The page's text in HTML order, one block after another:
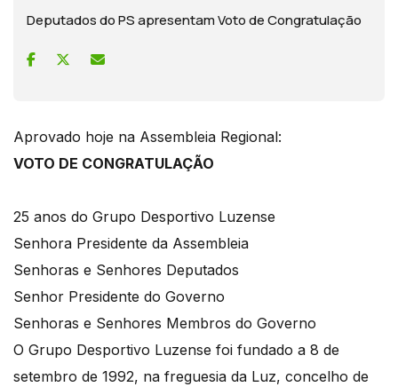
Deputados do PS apresentam Voto de Congratulação
Aprovado hoje na Assembleia Regional:
VOTO DE CONGRATULAÇÃO
25 anos do Grupo Desportivo Luzense
Senhora Presidente da Assembleia
Senhoras e Senhores Deputados
Senhor Presidente do Governo
Senhoras e Senhores Membros do Governo
O Grupo Desportivo Luzense foi fundado a 8 de
setembro de 1992, na freguesia da Luz, concelho de